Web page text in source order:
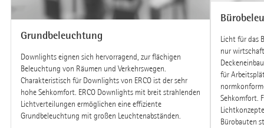
Grundbeleuchtung
Downlights eignen sich hervorragend, zur flächigen
Beleuchtung von Räumen und Verkehrswegen.
Charakteristisch für Downlights von ERCO ist der sehr
hohe Sehkomfort. ERCO Downlights mit breit strahlenden
Lichtverteilungen ermöglichen eine effiziente
Grundbeleuchtung mit großen Leuchtenabständen.
Licht für das
nur
für
Sehkomfort.
Bürobauten